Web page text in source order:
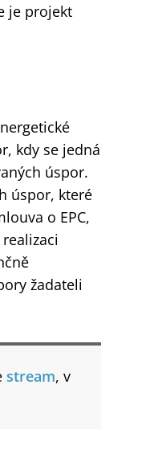
je projekt
kdy se jedná
úspor.
úspor, které
o EPC,
žadateli
stream, v